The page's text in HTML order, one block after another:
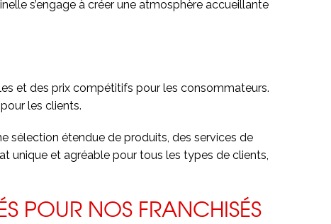
s’engage à créer une atmosphère accueillante
et des prix compétitifs pour les consommateurs.
les clients.
sélection étendue de produits, des services de
unique et agréable pour tous les types de clients,
POUR NOS FRANCHISÉS